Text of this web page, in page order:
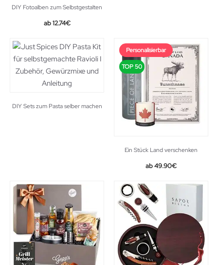
DIY Fotoalben zum Selbstgestalten
Original
was:
12.74€Current
is:
DIY Sets zum Pasta selber machen
Personalisierbar
TOP 50
Ein Stück Land verschenken
49.90€